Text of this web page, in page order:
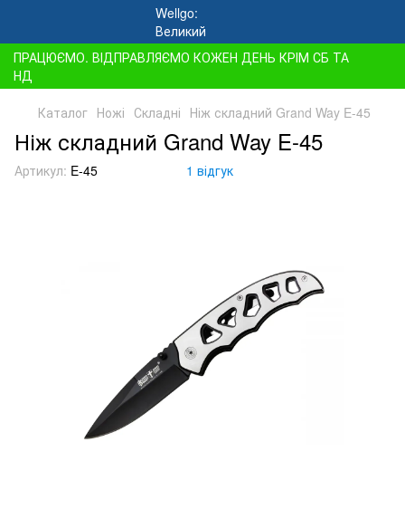
ПРАЦЮЄМО. ВІДПРАВЛЯЄМО КОЖЕН ДЕНЬ КРІМ СБ ТА
НД
Каталог Ножі Складні Ніж складний Grand Way E-45
Ніж складний Grand Way E-45
Артикул: E-45 1 відгук